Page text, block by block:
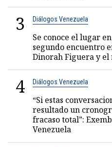
3 Diálogos Venezuela
Se conoce el lugar
segundo encuentro
Dinorah Figuera y
4 Diálogos Venezuela
“Si estas
resultado un
fracaso total”:
Venezuela